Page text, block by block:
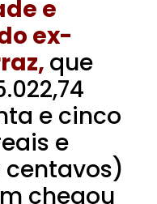
e
ex-
que
e cinco
e
chegou